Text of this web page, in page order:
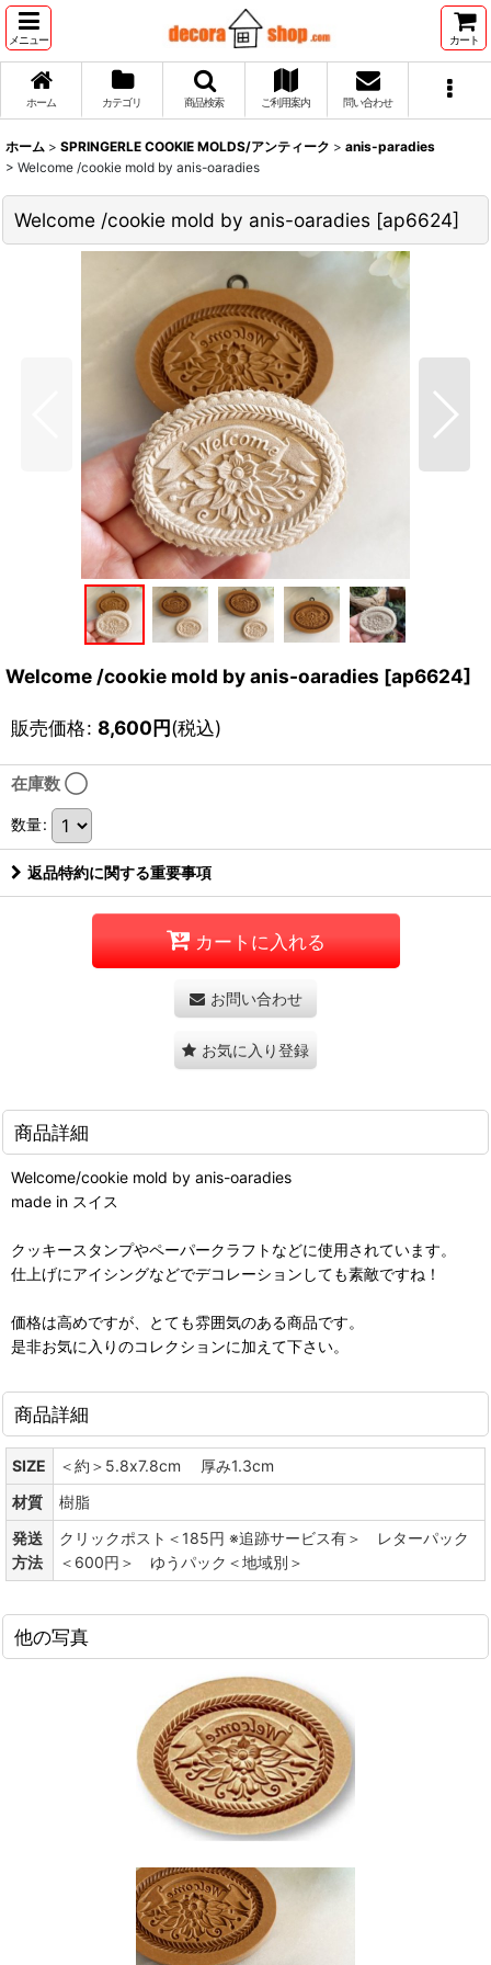
メニュー カート
ホーム カテゴリ 商品検索 ご利用案内 問い合わせ
ホーム > SPRINGERLE COOKIE MOLDS/アンティーク > anis-paradies
> Welcome /cookie mold by anis-oaradies
Welcome /cookie mold by anis-oaradies [ap6624]
Welcome /cookie mold by anis-oaradies [ap6624]
販売価格: 8,600円(税込)
在庫数 ◯
数量:
返品特約に関する重要事項
カートに入れる
お問い合わせ
お気に入り登録
商品詳細
Welcome/cookie mold by anis-oaradies
made in スイス
クッキースタンプやペーパークラフトなどに使用されています。
仕上げにアイシングなどでデコレーションしても素敵ですね！
価格は高めですが、とても雰囲気のある商品です。
是非お気に入りのコレクションに加えて下さい。
商品詳細
SIZE
＜約＞5.8x7.8cm 厚み1.3cm
材質
樹脂
発送
方法
クリックポスト＜185円 ※追跡サービス有＞ レターパック
＜600円＞ ゆうパック＜地域別＞
他の写真